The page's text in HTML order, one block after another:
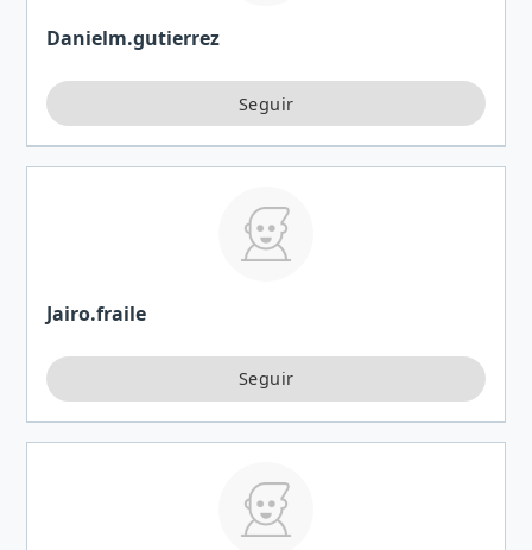
Danielm.gutierrez
Jairo.fraile